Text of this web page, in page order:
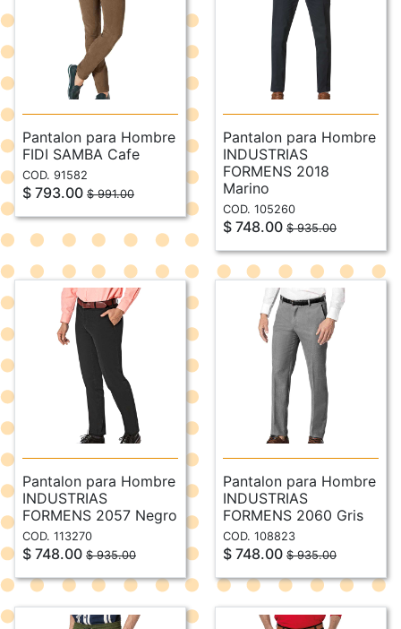
Pantalon para Hombre
FIDI SAMBA Cafe
COD. 91582
$ 793.00 $ 991.00
Pantalon para Hombre
INDUSTRIAS
FORMENS 2018
Marino
COD. 105260
$ 748.00 $ 935.00
Pantalon para Hombre
INDUSTRIAS
FORMENS 2057 Negro
COD. 113270
$ 748.00 $ 935.00
Pantalon para Hombre
INDUSTRIAS
FORMENS 2060 Gris
COD. 108823
$ 748.00 $ 935.00